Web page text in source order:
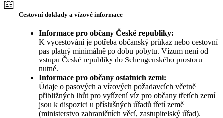
Cestovní doklady a vízové informace
Informace pro občany České republiky:
K vycestování je potřeba občanský průkaz nebo cestovní
pas platný minimálně po dobu pobytu. Vízum není od
vstupu České republiky do Schengenského prostoru
nutné.
Informace pro občany ostatních zemí:
Údaje o pasových a vízových požadavcích včetně
přibližných lhůt pro vyřízení víz pro občany třetích zemí
jsou k dispozici u příslušných úřadů třetí země
(ministerstvo zahraničních věcí, zastupitelský úřad).